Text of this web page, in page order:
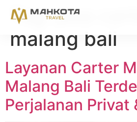
Tag:jasa
malang bali
Layanan Carter
Malang Bali
Perjalanan Privat